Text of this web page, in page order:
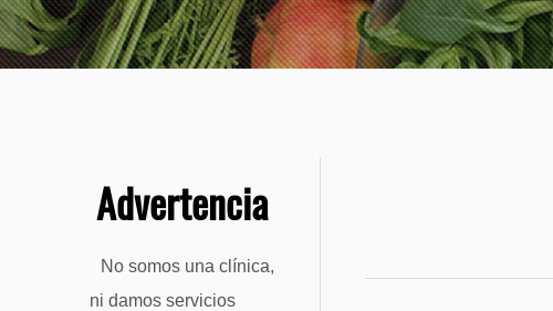
Advertencia
No somos una clínica,
ni damos servicios